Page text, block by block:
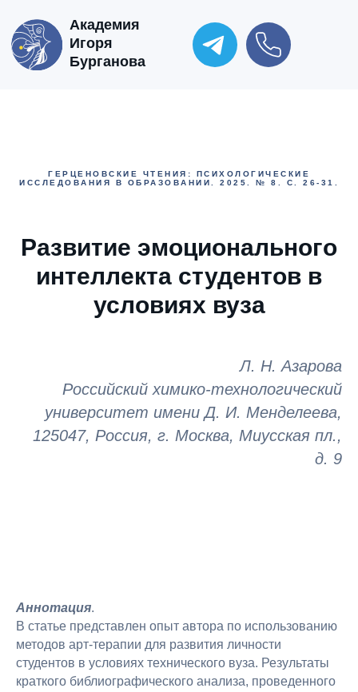
Академия
Игоря
Бурганова
ГЕРЦЕНОВСКИЕ ЧТЕНИЯ: ПСИХОЛОГИЧЕСКИЕ
ИССЛЕДОВАНИЯ В ОБРАЗОВАНИИ. 2025. № 8. С. 26-31.
Развитие эмоционального
интеллекта студентов в
условиях вуза
Л. Н. Азарова
Российский химико-технологический
университет имени Д. И. Менделеева,
125047, Россия, г. Москва, Миусская пл.,
д. 9
Аннотация.
В статье представлен опыт автора по использованию
методов арт-терапии для развития личности
студентов в условиях технического вуза. Результаты
краткого библиографического анализа, проведенного